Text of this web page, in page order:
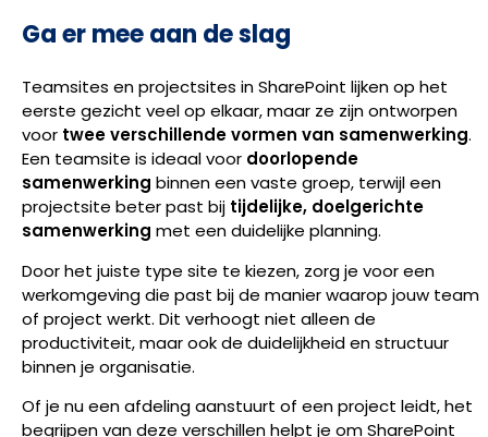
Ga er mee aan de slag
Teamsites en projectsites in SharePoint lijken op het
eerste gezicht veel op elkaar, maar ze zijn ontworpen
voor twee verschillende vormen van samenwerking.
Een teamsite is ideaal voor doorlopende
samenwerking binnen een vaste groep, terwijl een
projectsite beter past bij tijdelijke, doelgerichte
samenwerking met een duidelijke planning.
Door het juiste type site te kiezen, zorg je voor een
werkomgeving die past bij de manier waarop jouw team
of project werkt. Dit verhoogt niet alleen de
productiviteit, maar ook de duidelijkheid en structuur
binnen je organisatie.
Of je nu een afdeling aanstuurt of een project leidt, het
begrijpen van deze verschillen helpt je om SharePoint